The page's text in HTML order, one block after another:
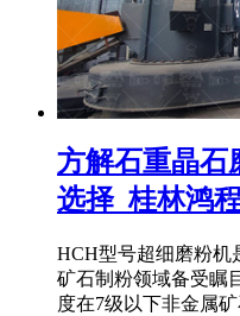
方解石重晶石
选择_桂林鸿
HCH型号超细磨粉机
矿石制粉领域备受瞩
度在7级以下非金属